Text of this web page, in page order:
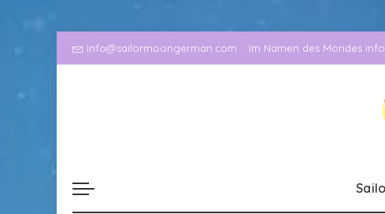
info@sailormoongerman.com Im Namen des Mondes